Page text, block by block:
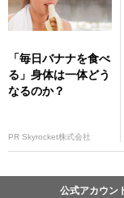
「毎日バナナを食べ
る」身体は一体どう
なるのか？
PR Skyrocket株式会社
公式アカウン